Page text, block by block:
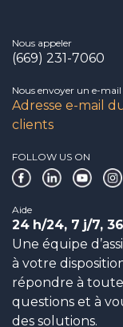
Nous appeler
(669) 231-7060
Nous envoyer un e-mail
Adresse e-mail
clients
FOLLOW US ON
Aide
24 h/24, 7 j/7,
Une équipe
à votre
répondre à
questions et à
des solutions.